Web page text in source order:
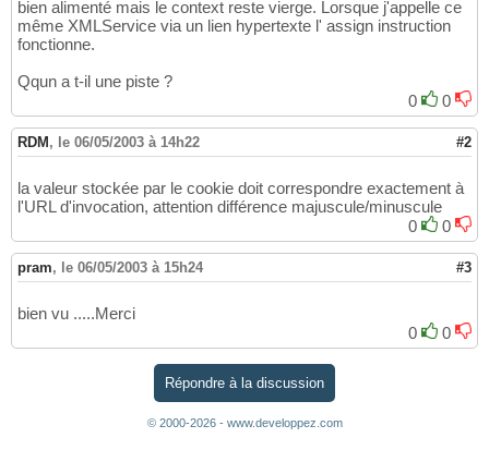
bien alimenté mais le context reste vierge. Lorsque j'appelle ce
même XMLService via un lien hypertexte l' assign instruction
fonctionne.
Qqun a t-il une piste ?
0
0
RDM , le 06/05/2003 à 14h22 #2
la valeur stockée par le cookie doit correspondre exactement à
l'URL d'invocation, attention différence majuscule/minuscule
0
0
pram, le 06/05/2003 à 15h24 #3
bien vu .....Merci
0
0
Répondre à la discussion
© 2000-2026 - www.developpez.com